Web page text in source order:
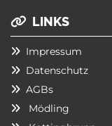
 LINKS
 Impressum
 Datenschutz
 AGBs
 Mödling